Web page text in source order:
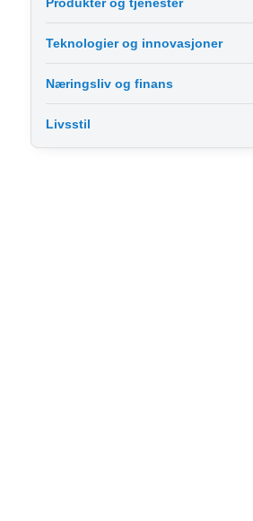
Teknologier og innovasjoner
Næringsliv og finans
Livsstil